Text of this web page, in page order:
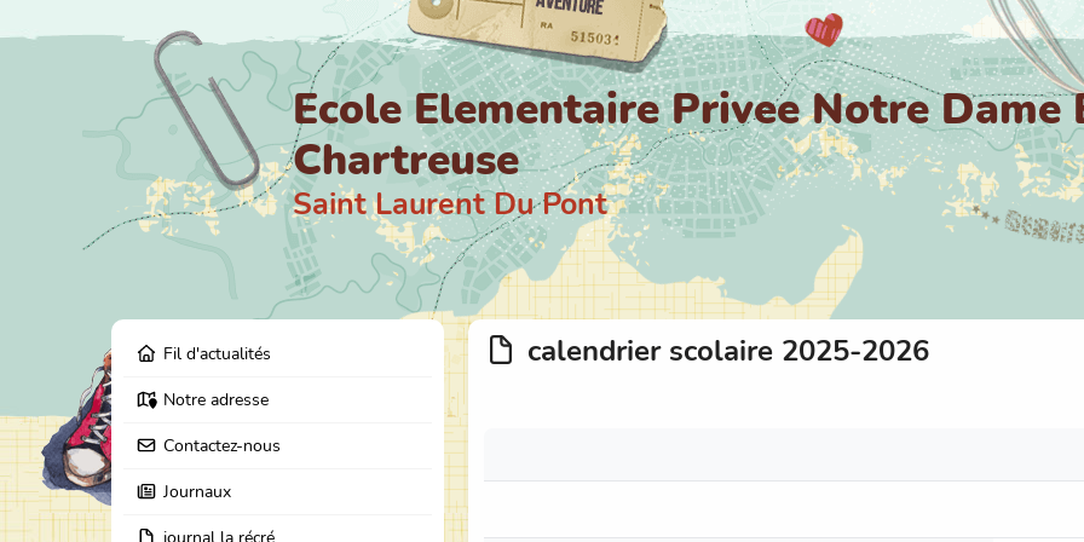
Ecole Elementaire Privee Notre Dame
Chartreuse
Saint Laurent Du Pont
Fil d'actualités
Notre adresse
Contactez-nous
Journaux
calendrier scolaire 2025-2026